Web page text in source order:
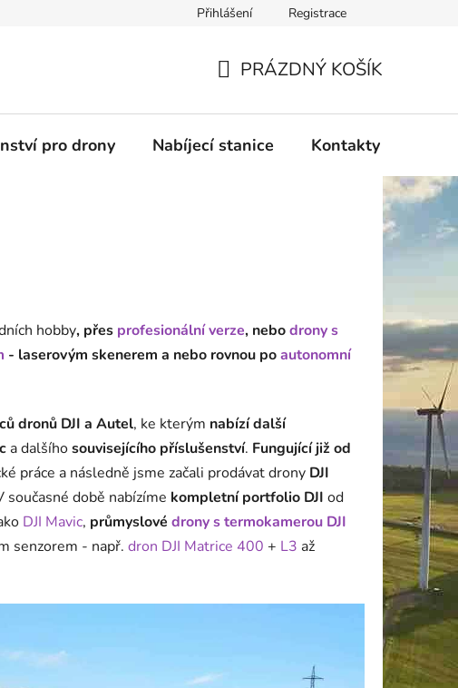
Přihlášení Registrace
KOŠÍK
PRÁZDNÝ KOŠÍK
pro drony Nabíjecí stanice Kontakty
hobby, přes profesionální verze, nebodrony s
- laserovým skenerem a nebo rovnou poautonomní
dronů DJI a Autel, ke kterým nabízí další
a dalšíhosouvisejícího příslušenství. Fungující již od
práce a následně jsme začali prodávat drony DJI
současné době nabízíme kompletní portfolio DJI od
DJI Mavic, průmyslové drony s termokamerou DJI
senzorem - např. dron DJI Matrice 400 + L3 až